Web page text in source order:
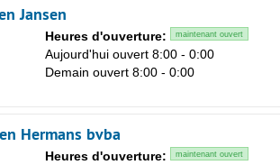
Jansen
Heures d'ouverture: maintenant ouvert
Aujourd'hui ouvert 8:00 - 0:00
Demain ouvert 8:00 - 0:00
Hermans bvba
Heures d'ouverture: maintenant ouvert